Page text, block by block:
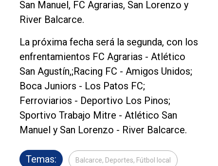
San Manuel, FC Agrarias, San Lorenzo y
River Balcarce.
La próxima fecha será la segunda, con los
enfrentamientos FC Agrarias - Atlético
San Agustín,;Racing FC - Amigos Unidos;
Boca Juniors - Los Patos FC;
Ferroviarios - Deportivo Los Pinos;
Sportivo Trabajo Mitre - Atlético San
Manuel y San Lorenzo - River Balcarce.
Temas: Balcarce, Deportes, Fútbol local